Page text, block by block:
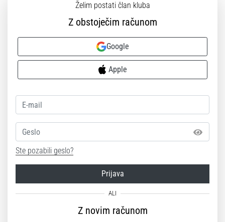
Želim postati član kluba
Z obstoječim računom
Google
Apple
Geslo
Ste pozabili geslo?
Prijava
Z novim računom